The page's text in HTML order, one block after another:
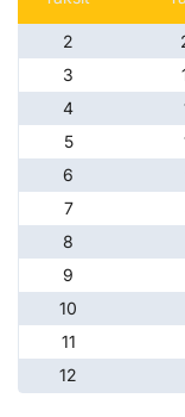
2
3
4
5
6
7
8
9
10
11
12